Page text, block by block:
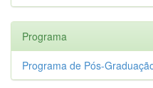
Programa
Programa de Pós-